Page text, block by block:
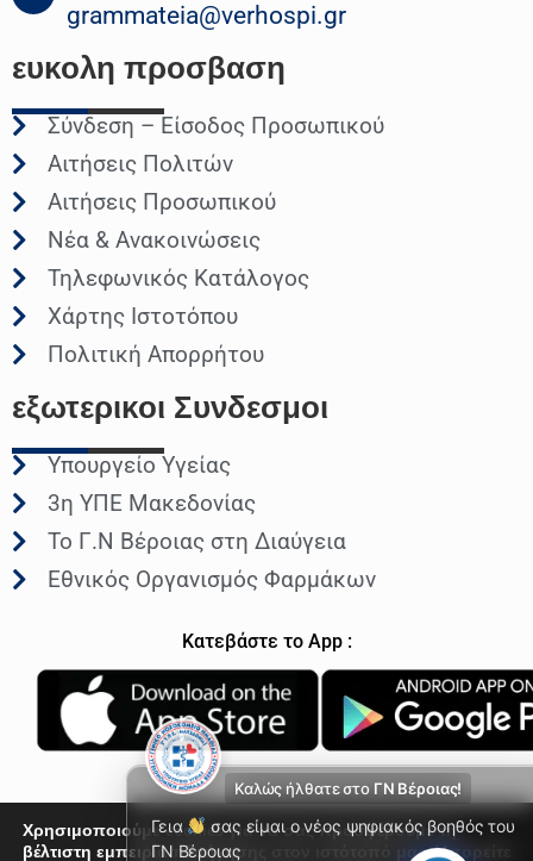
grammateia@verhospi.gr
ευκολη προσβαση
Σύνδεση – Είσοδος Προσωπικού
Αιτήσεις Πολιτών
Αιτήσεις Προσωπικού
Νέα & Ανακοινώσεις
Τηλεφωνικός Κατάλογος
Χάρτης Ιστοτόπου
Πολιτική Απορρήτου
εξωτερικοι Συνδεσμοι
Υπουργείο Υγείας
3η ΥΠΕ Μακεδονίας
Το Γ.Ν Βέροιας στη Διαύγεια
Εθνικός Οργανισμός Φαρμάκων
Κατεβάστε το App :
Καλώς ήλθατε στο ΓΝ Βέροιας!
Γεια
σας είμαι ο νέος ψηφιακός βοηθός του
ΓΝ Βέροιας
Χρησιμοποιούμε cookies για να σας προσφέρουμε τη
βέλτιστη εμπειρία πλοήγησης στον ιστότοπό μας. Μπορείτε